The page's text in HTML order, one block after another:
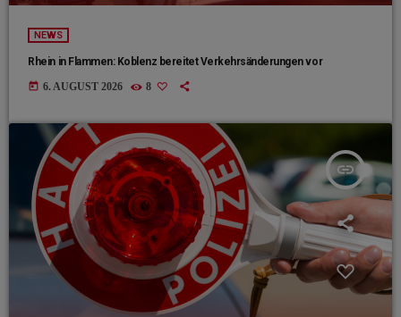
NEWS
Rhein in Flammen: Koblenz bereitet Verkehrsänderungen vor
today 6. AUGUST 2026 8
insert_link